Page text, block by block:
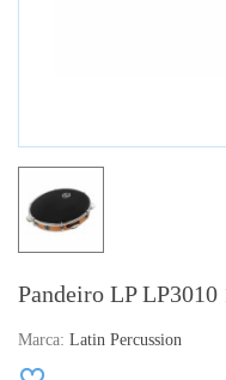
Pandeiro LP
Marca: Latin Percussion